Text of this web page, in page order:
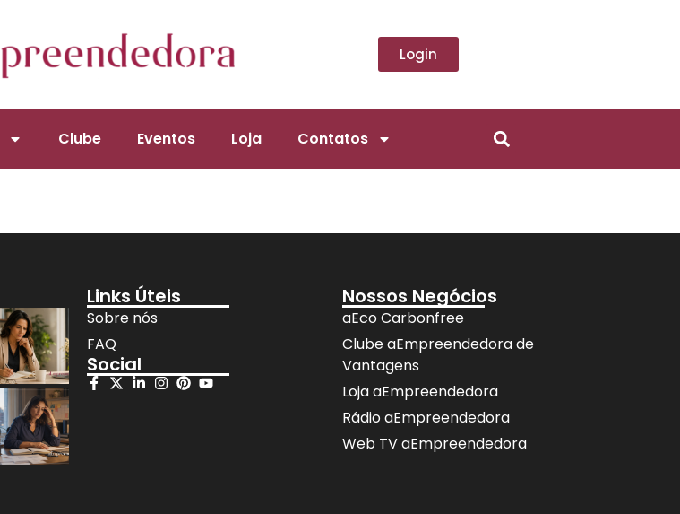
Login
Clube Eventos Loja Contatos
Links Úteis
Sobre nós
FAQ
Social
Nossos Negócios
aEco Carbonfree
Clube aEmpreendedora de
Vantagens
Loja aEmpreendedora
Rádio aEmpreendedora
Web TV aEmpreendedora